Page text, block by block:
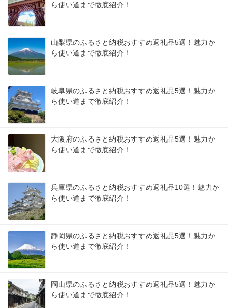
ら使い道まで徹底紹介！
山梨県のふるさと納税おすすめ返礼品5選！魅力か
ら使い道まで徹底紹介！
岐阜県のふるさと納税おすすめ返礼品5選！魅力か
ら使い道まで徹底紹介！
大阪府のふるさと納税おすすめ返礼品5選！魅力か
ら使い道まで徹底紹介！
兵庫県のふるさと納税おすすめ返礼品10選！魅力か
ら使い道まで徹底紹介！
静岡県のふるさと納税おすすめ返礼品5選！魅力か
ら使い道まで徹底紹介！
岡山県のふるさと納税おすすめ返礼品5選！魅力か
ら使い道まで徹底紹介！